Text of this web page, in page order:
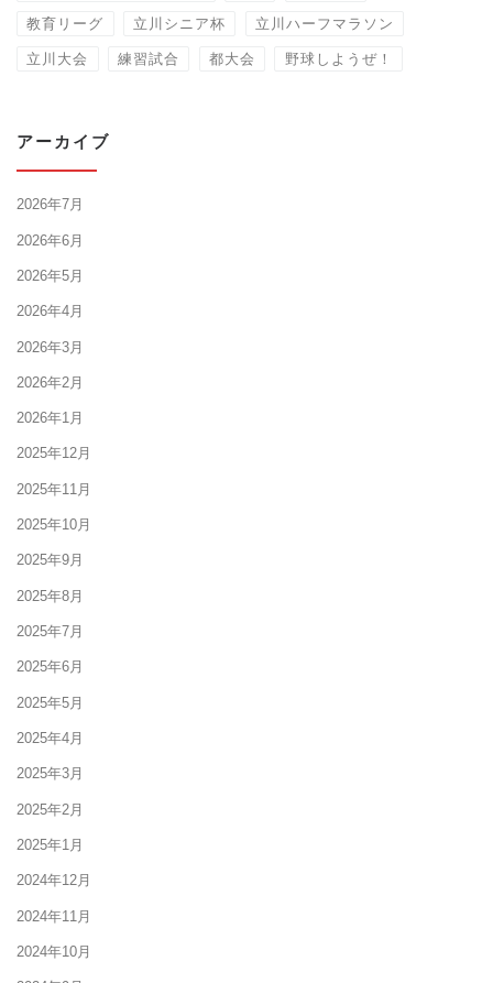
教育リーグ 立川シニア杯 立川ハーフマラソン
立川大会 練習試合 都大会 野球しようぜ！
アーカイブ
2026年7月
2026年6月
2026年5月
2026年4月
2026年3月
2026年2月
2026年1月
2025年12月
2025年11月
2025年10月
2025年9月
2025年8月
2025年7月
2025年6月
2025年5月
2025年4月
2025年3月
2025年2月
2025年1月
2024年12月
2024年11月
2024年10月